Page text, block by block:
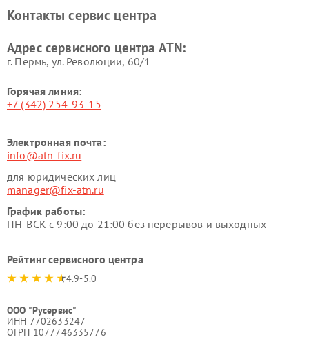
Контакты сервис центра
Адрес сервисного центра ATN:
г. Пермь, ул. ​Революции, 60/1
Горячая линия:
+7 (342) 254-93-15
Электронная почта:
info@atn-fix.ru
для юридических лиц
manager@fix-atn.ru
График работы:
ПН-ВСК с 9:00 до 21:00 без перерывов и выходных
Рейтинг сервисного центра
4.9-5.0
ООО "Русервис"
ИНН 7702633247
ОГРН 1077746335776